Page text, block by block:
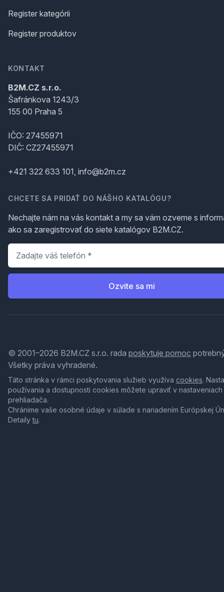
Register kategórii
Register produktov
KONTAKT
B2M.CZ s.r.o.
Šafránkova 1243/3
155 00 Praha 5
IČO: 27455971
DIČ: CZ27455971
+421 322 633 101, info@b2m.cz
CHCETE SA PRIDAŤ DO NÁŠHO KATALÓGU?
Nechajte nám na vás kontakt a my sa vám ozveme s
ako sa zaregistrovať do siete katalógov B2M.CZ.
Telefón
Ozvite sa mi
© 2001–2026 B2M.CZ s.r.o. rada poskytuje pomoc
Všetky práva vyhradené.
Táto stránka v rámci poskytovania služieb využíva cookies.
používania a dostupnosti cookies môžete upraviť v nastaveniach
prehliadača.
Chránime vaše osobné údaje v súlade s nariadením Európskej
Detailytu.